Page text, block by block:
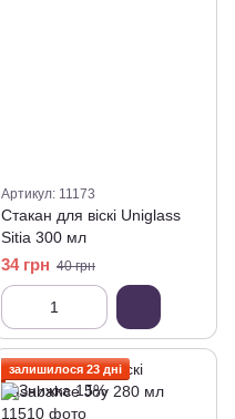
Артикул: 11173
Стакан для віскі Uniglass
Sitia 300 мл
34 грн 40 грн
залишилося 23 дні